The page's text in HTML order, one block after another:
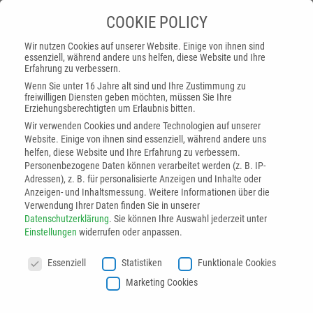
Automatischer
Lochverschluss
Startseite»Automatischer Lochverschluss
Im automobilen Beschichtungsprozess werden Öffnungen in
der Fahrzeugkarosserie zum Korrosionsschutz
verschlossen. Bislang mussten dafür Gummistopfen von
Klebepads, die mit einem speziellen Applikator auf die
Löcher geklebt werden. Um diese Technologie in die
COOKIE POLICY
Wir nutzen Cookies auf unserer Website. Einige von ihnen sind
essenziell, während andere uns helfen, diese Website und Ihre
Erfahrung zu verbessern.
Wenn Sie unter 16 Jahre alt sind und Ihre Zustimmung zu
freiwilligen Diensten geben möchten, müssen Sie Ihre
Erziehungsberechtigten um Erlaubnis bitten.
Wir verwenden Cookies und andere Technologien auf unserer
Website. Einige von ihnen sind essenziell, während andere uns
helfen, diese Website und Ihre Erfahrung zu verbessern.
Personenbezogene Daten können verarbeitet werden (z. B. IP-
Adressen), z. B. für personalisierte Anzeigen und Inhalte oder
Anzeigen- und Inhaltsmessung. Weitere Informationen über die
Verwendung Ihrer Daten finden Sie in unserer
Datenschutzerklärung. Sie können Ihre Auswahl jederzeit unter
Einstellungen widerrufen oder anpassen.
Essenziell
Statistiken
Funktionale Cookies
Marketing Cookies